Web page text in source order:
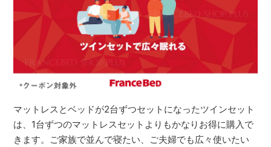
マットレスとベッドが2台ずつセットになったツインセット
は、1台ずつのマットレスセットよりもかなりお得に購入で
きます。ご家族で並んで寝たい、ご夫婦でも広々使いたい